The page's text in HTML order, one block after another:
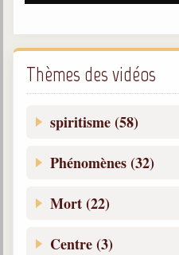
Belgique, Lux. et Canada
Fédérations spirites
Médias spirites
Thèmes des vidéos
spiritisme (58)
Phénomènes (32)
Mort (22)
Centre (3)